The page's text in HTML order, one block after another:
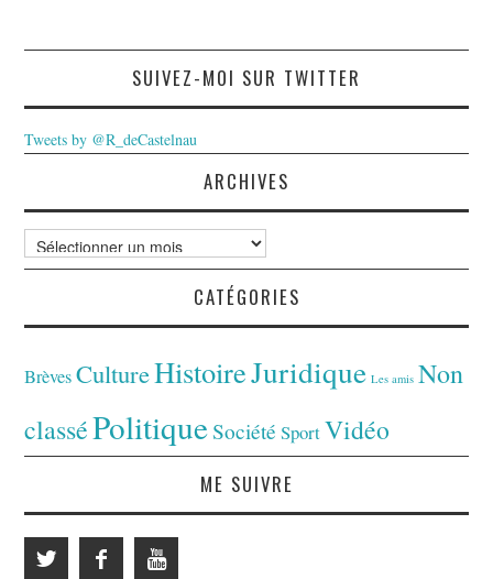
SUIVEZ-MOI SUR TWITTER
Tweets by @R_deCastelnau
ARCHIVES
Archives
CATÉGORIES
Brèves CultureHistoireJuridique Les amis Non
classéPolitiqueSociété SportVidéo
ME SUIVRE